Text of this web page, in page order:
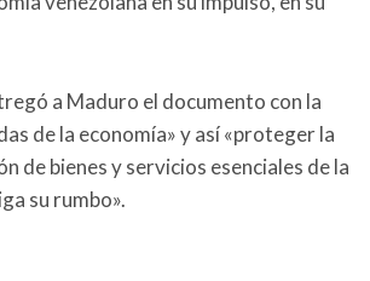
a Maduro el documento con la
de la economía» y así «proteger la
de bienes y servicios esenciales de la
su rumbo».